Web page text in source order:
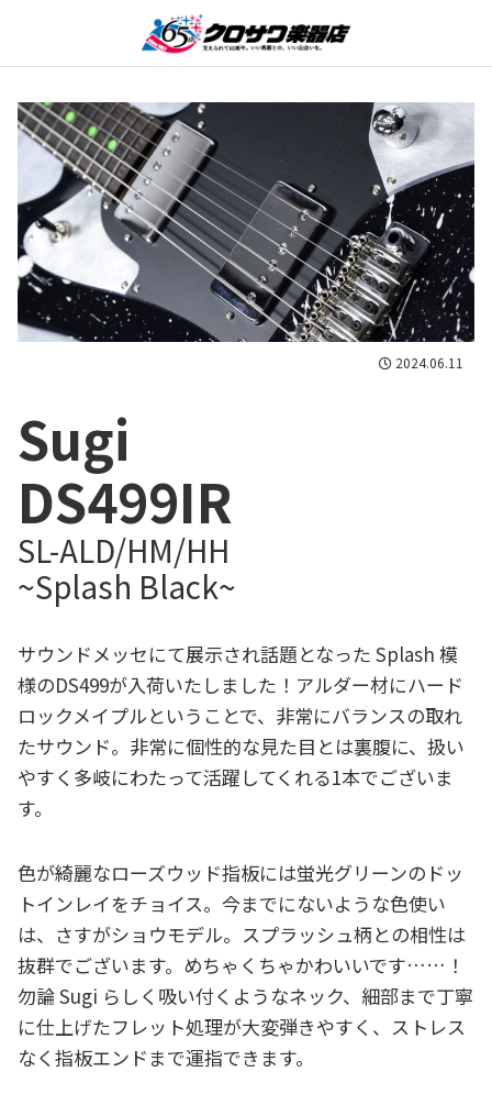
2024.06.11
Sugi
DS499IR
SL-ALD/HM/HH
~Splash Black~
サウンドメッセにて展示され話題となった Splash 模
様のDS499が入荷いたしました！アルダー材にハード
ロックメイプルということで、非常にバランスの取れ
たサウンド。非常に個性的な見た目とは裏腹に、扱い
やすく多岐にわたって活躍してくれる1本でございま
す。
色が綺麗なローズウッド指板には蛍光グリーンのドッ
トインレイをチョイス。今までにないような色使い
は、さすがショウモデル。スプラッシュ柄との相性は
抜群でございます。めちゃくちゃかわいいです……！
勿論 Sugi らしく吸い付くようなネック、細部まで丁寧
に仕上げたフレット処理が大変弾きやすく、ストレス
なく指板エンドまで運指できます。